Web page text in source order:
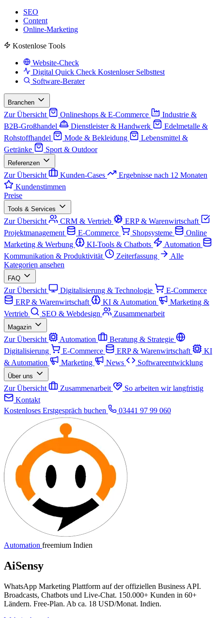
SEO
Content
Online-Marketing
Kostenlose Tools
Website-Check
Digital Quick Check Kostenloser Selbsttest
Software-Berater
Branchen
Zur Übersicht Onlineshops & E-Commerce
Industrie &
B2B-Großhandel
Dienstleister & Handwerk
Edelmetalle &
Rohstoffhandel
Mode & Bekleidung
Lebensmittel &
Getränke
Sport & Outdoor
Referenzen
Zur Übersicht Kunden-Cases
Ergebnisse nach 12 Monaten
Kundenstimmen
Preise
Tools & Services
Zur Übersicht CRM & Vertrieb
ERP & Warenwirtschaft
Projektmanagement
E-Commerce Shopsysteme
Online
Marketing & Werbung
KI-Tools & Chatbots
Automation
Kommunikation & Produktivität
Zeiterfassung
Alle
Kategorien ansehen
FAQ
Zur Übersicht Digitalisierung & Technologie
E-Commerce
ERP & Warenwirtschaft
KI & Automation
Marketing &
Vertrieb
SEO & Webdesign Zusammenarbeit
Magazin
Zur Übersicht Automation
Beratung & Strategie
Digitalisierung
E-Commerce ERP & Warenwirtschaft
KI
& Automation
Marketing News Softwareentwicklung
Über uns
Zur Übersicht Zusammenarbeit
So arbeiten wir langfristig
Kontakt
Kostenloses Erstgespräch buchen
03441 97 99 060
Automation freemium Indien
AiSensy
WhatsApp Marketing Plattform auf der offiziellen Business API.
Broadcasts, Chatbots und Live-Chat. 150.000+ Kunden in 60+
Ländern. Free-Plan. Ab ca. 18 USD/Monat. Indien.